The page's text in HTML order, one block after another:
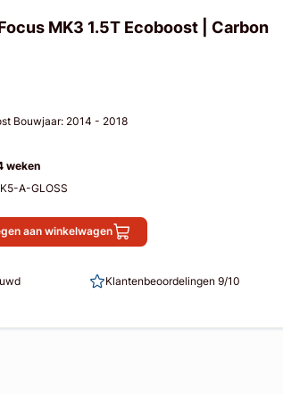
MK3 1.5T Ecoboost | Carbon
Bouwjaar: 2014 - 2018
weken
A-GLOSS
aan winkelwagen
Klantenbeoordelingen 9/10